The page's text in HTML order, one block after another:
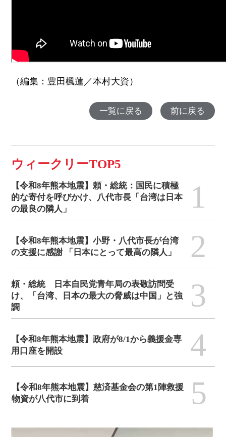
（編集：豊田楓蓮／本村大資）
一覧に戻る 前に戻る
ウィークリーTOP5
【令和8年熊本地震】頼・総統：国民に積極
的な寄付を呼びかけ、八代市長「台湾は日本
の最良の隣人」
1
【令和8年熊本地震】小野・八代市長が台湾
の支援に感謝 「日本にとって最高の隣人」
2
頼・総統 日本自民党青年局の表敬訪問受
け、「台湾、日本の最大の脅威は中国」と強
調
3
【令和8年熊本地震】政府が8/1から義援金専
用口座を開設
4
【令和8年熊本地震】慈済基金会の第1陣救援
物資が八代市に到着
5